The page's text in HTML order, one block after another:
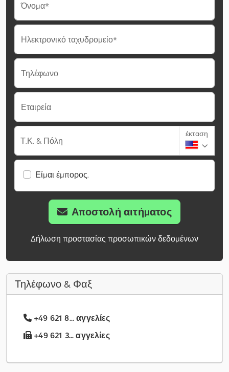
Όνομα*
Ηλεκτρονικό ταχυδρομείο*
Τηλέφωνο
Εταιρεία
Τ.Κ. & Πόλη
έκταση
Είμαι έμπορος.
Αποστολή αιτήματος
Δήλωση προστασίας προσωπικών δεδομένων
Τηλέφωνο & Φαξ
+49 621 8... αγγελίες
+49 621 3... αγγελίες